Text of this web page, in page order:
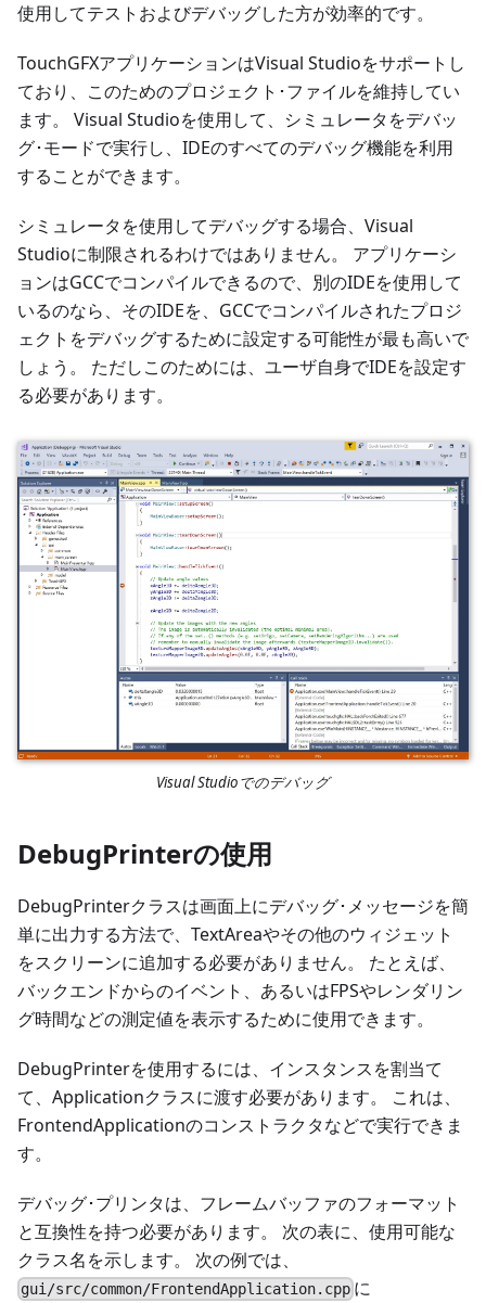
使用してテストおよびデバッグした方が効率的です。
TouchGFXアプリケーションはVisual Studioをサポートし
ており、このためのプロジェクト･ファイルを維持してい
ます。 Visual Studioを使用して、シミュレータをデバッ
グ･モードで実行し、IDEのすべてのデバッグ機能を利用
することができます。
シミュレータを使用してデバッグする場合、Visual
Studioに制限されるわけではありません。 アプリケーシ
ョンはGCCでコンパイルできるので、別のIDEを使用して
いるのなら、そのIDEを、GCCでコンパイルされたプロジ
ェクトをデバッグするために設定する可能性が最も高いで
しょう。 ただしこのためには、ユーザ自身でIDEを設定す
る必要があります。
Visual Studioでのデバッグ
DebugPrinterの使用
DebugPrinterクラスは画面上にデバッグ･メッセージを簡
単に出力する方法で、TextAreaやその他のウィジェット
をスクリーンに追加する必要がありません。 たとえば、
バックエンドからのイベント、あるいはFPSやレンダリン
グ時間などの測定値を表示するために使用できます。
DebugPrinterを使用するには、インスタンスを割当て
て、Applicationクラスに渡す必要があります。 これは、
FrontendApplicationのコンストラクタなどで実行できま
す。
デバッグ･プリンタは、フレームバッファのフォーマット
と互換性を持つ必要があります。 次の表に、使用可能な
クラス名を示します。 次の例では、
gui/src/common/FrontendApplication.cpp に